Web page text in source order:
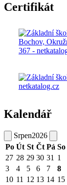
Certifikát
Kalendář
Srpen2026
Po Út St Čt Pá So
27 28 29 30 31 1
3
4 5 6 7 8
10 11 12 13 14 15